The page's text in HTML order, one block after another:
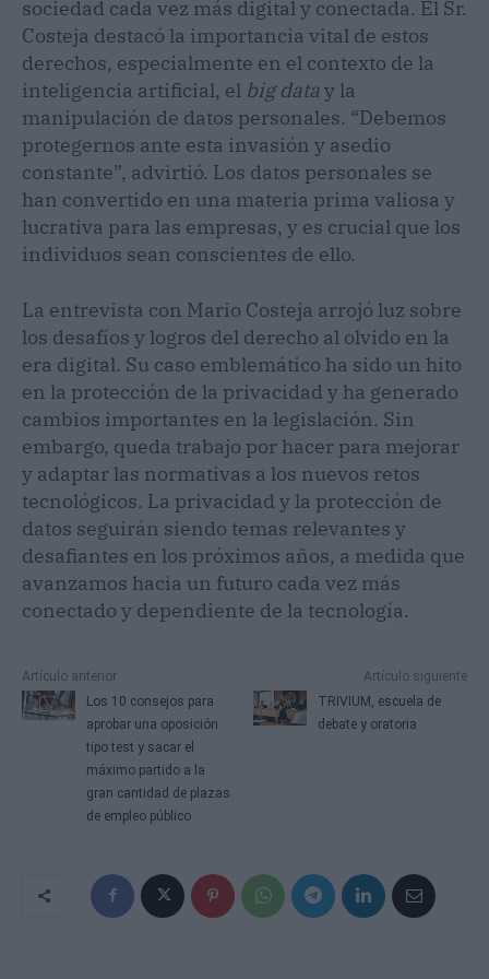
sociedad cada vez más digital y conectada. El Sr.
Costeja destacó la importancia vital de estos
derechos, especialmente en el contexto de la
inteligencia artificial, el big datay la
manipulación de datos personales. “Debemos
protegernos ante esta invasión y asedio
constante”, advirtió. Los datos personales se
han convertido en una materia prima valiosa y
lucrativa para las empresas, y es crucial que los
individuos sean conscientes de ello.
La entrevista con Mario Costeja arrojó luz sobre
los desafíos y logros del derecho al olvido en la
era digital. Su caso emblemático ha sido un hito
en la protección de la privacidad y ha generado
cambios importantes en la legislación. Sin
embargo, queda trabajo por hacer para mejorar
y adaptar las normativas a los nuevos retos
tecnológicos. La privacidad y la protección de
datos seguirán siendo temas relevantes y
desafiantes en los próximos años, a medida que
avanzamos hacia un futuro cada vez más
conectado y dependiente de la tecnología.
Artículo anterior
Los 10 consejos para
aprobar una oposición
tipo test y sacar el
máximo partido a la
gran cantidad de plazas
de empleo público
Artículo siguiente
TRIVIUM, escuela de
debate y oratoria